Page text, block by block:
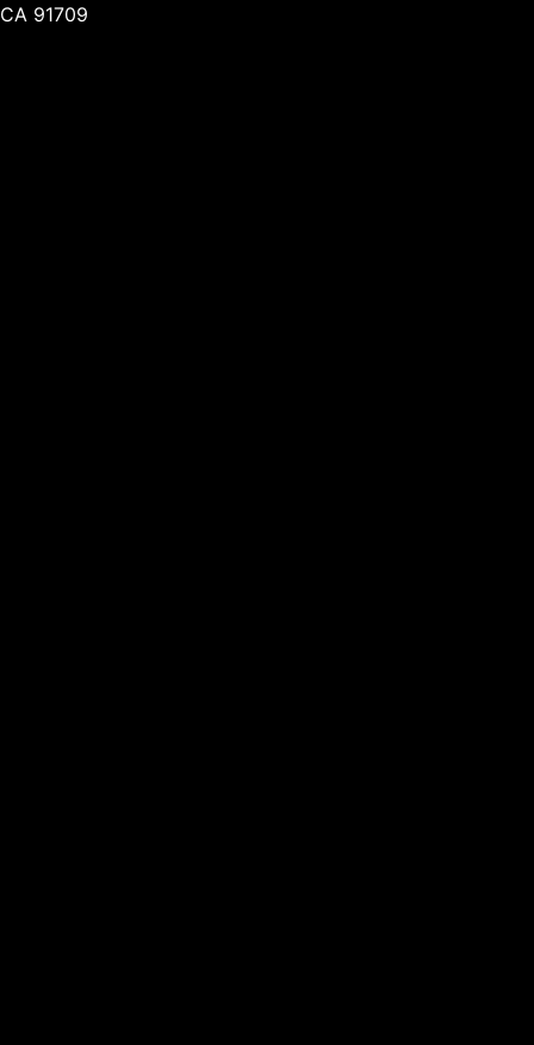
CA 91709